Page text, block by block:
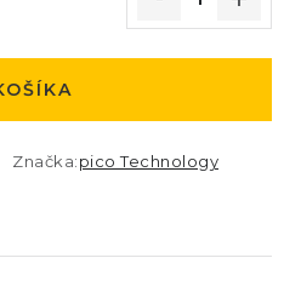
Značka:pico Technology